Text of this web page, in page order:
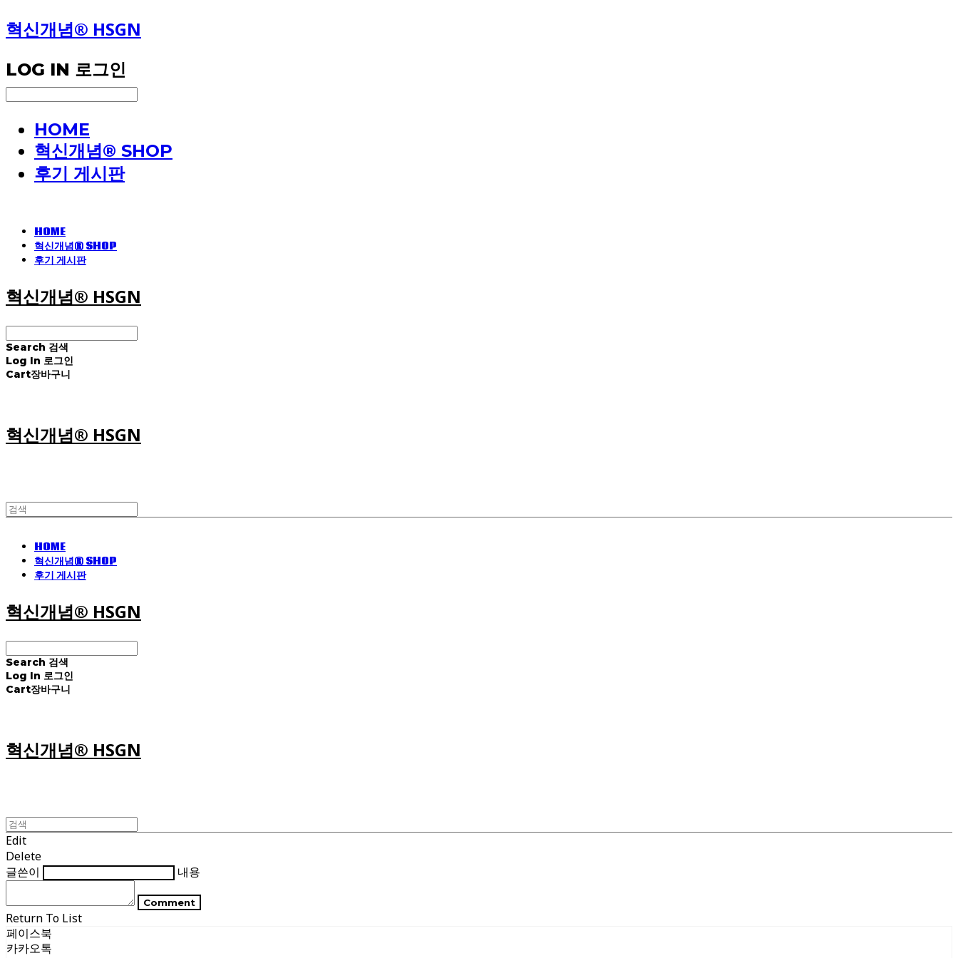
혁신개념® HSGN
LOG IN 로그인
HOME
혁신개념® SHOP
후기 게시판
HOME
혁신개념® SHOP
후기 게시판
혁신개념® HSGN
Search 검색
Log In 로그인
Cart장바구니
혁신개념® HSGN
HOME
혁신개념® SHOP
후기 게시판
혁신개념® HSGN
Search 검색
Log In 로그인
Cart장바구니
혁신개념® HSGN
Edit
Delete
글쓴이
내용
Comment
Return To List
페이스북
카카오톡